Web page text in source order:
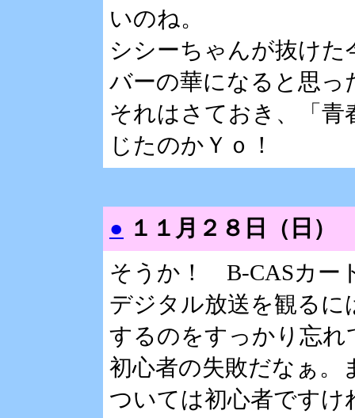
いのね。
シシーちゃんが抜け
バーの華になると思っ
それはさておき、「
じたのかＹｏ！
● １１月２８日（日）
そうか！ B-CASカー
デジタル放送を観るに
するのをすっかり忘れ
初心者の失敗だなぁ。
ついては初心者ですけ